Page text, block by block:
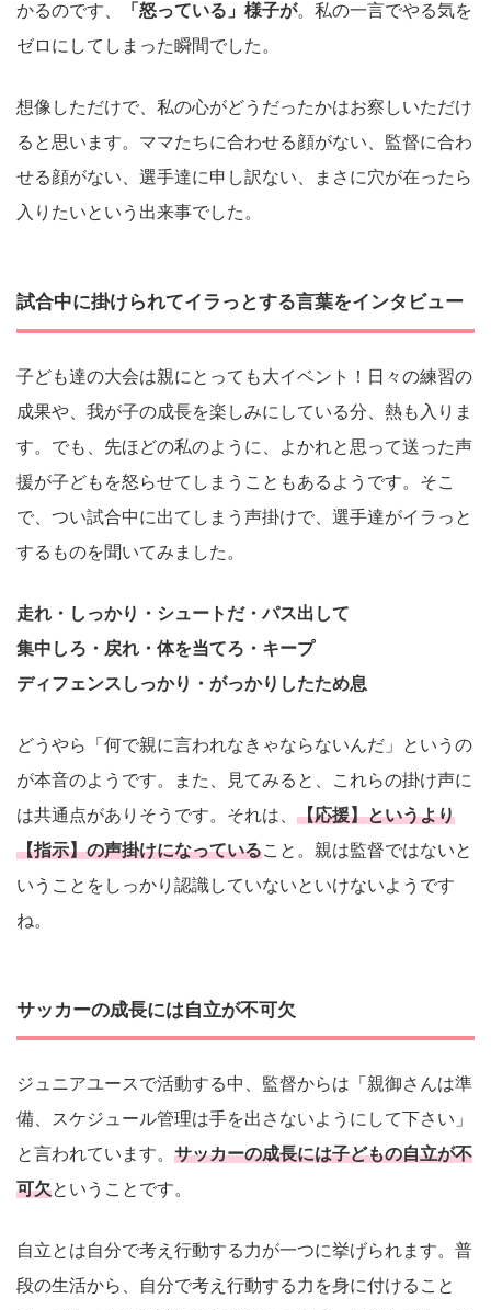
かるのです、
「怒っている」様子が。私の一言でやる気を
ゼロにしてしまった瞬間でした。
想像しただけで、私の心がどうだったかはお察しいただけ
ると思います。ママたちに合わせる顔がない、監督に合わ
せる顔がない、選手達に申し訳ない、まさに穴が在ったら
入りたいという出来事でした。
試合中に掛けられてイラっとする言葉をインタビュー
子ども達の大会は親にとっても大イベント！日々の練習の
成果や、我が子の成長を楽しみにしている分、熱も入りま
す。でも、先ほどの私のように、よかれと思って送った声
援が子どもを怒らせてしまうこともあるようです。そこ
で、つい試合中に出てしまう声掛けで、選手達がイラっと
するものを聞いてみました。
走れ・しっかり・シュートだ・パス出して
集中しろ・戻れ・体を当てろ・キープ
ディフェンスしっかり・がっかりしたため息
どうやら「何で親に言われなきゃならないんだ」というの
が本音のようです。また、見てみると、これらの掛け声に
は共通点がありそうです。それは、 【応援】というより
【指示】の声掛けになっていること。親は監督ではないと
いうことをしっかり認識していないといけないようです
ね。
サッカーの成長には自立が不可欠
ジュニアユースで活動する中、監督からは「親御さんは準
備、スケジュール管理は手を出さないようにして下さい」
と言われています。 サッカーの成長には子どもの自立が不
可欠ということです。
自立とは自分で考え行動する力が一つに挙げられます。普
段の生活から、自分で考え行動する力を身に付けること